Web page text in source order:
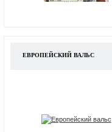
ЕВРОПЕЙСКИЙ ВАЛЬС